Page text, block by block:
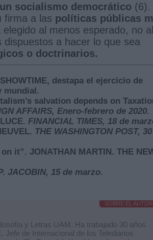
socialismo democrático (6).
firma a las políticas públicas
al menos esperado, no al
a hacer lo que sea
o doctrinarios.
destapa el ejercicio de
mundial.
salvation depends on
AFFAIRS, Enero-febrero de 2020.
FINANCIAL TIMES, 18 de
THE WASHINGTON POST,
it”. JONATHAN MARTIN. THE
JACOBIN, 15 de marzo.
SOBRE EL AUTOR
y Letras UAM. Ha trabajado 30 años
de Internacional de los Telediarios